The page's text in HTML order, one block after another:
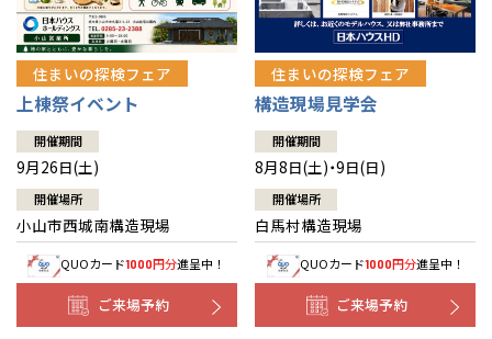
住まいの探検フェア
上棟祭イベント
開催期間
9月26日(土)
開催場所
小山市西城南構造現場
QUOカード1000円分進呈中！
ご来場予約
住まいの探検フェア
構造現場見学会
開催期間
8月8日(土)・9日(日)
開催場所
白馬村構造現場
QUOカード1000円分進呈中！
ご来場予約